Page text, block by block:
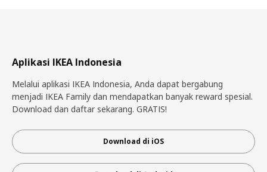
Aplikasi IKEA Indonesia
Melalui aplikasi IKEA Indonesia, Anda dapat bergabung
menjadi IKEA Family dan mendapatkan banyak reward spesial.
Download dan daftar sekarang. GRATIS!
Download di iOS